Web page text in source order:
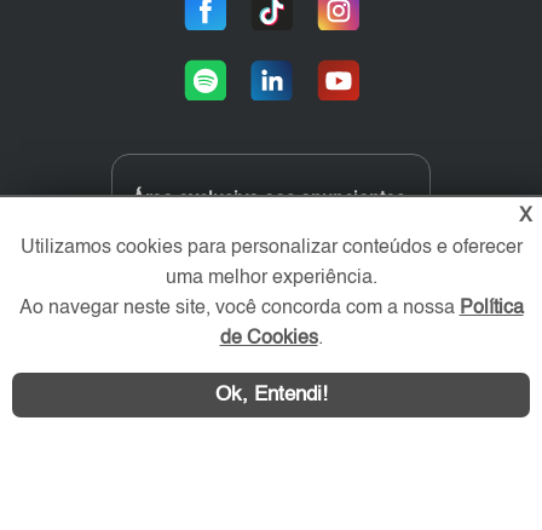
Área exclusiva aos anunciantes,
X
Utilizamos cookies para personalizar conteúdos e oferecer
uma melhor experiência.
Ao navegar neste site, você concorda com a nossa Política
de Cookies.
Ok, Entendi!